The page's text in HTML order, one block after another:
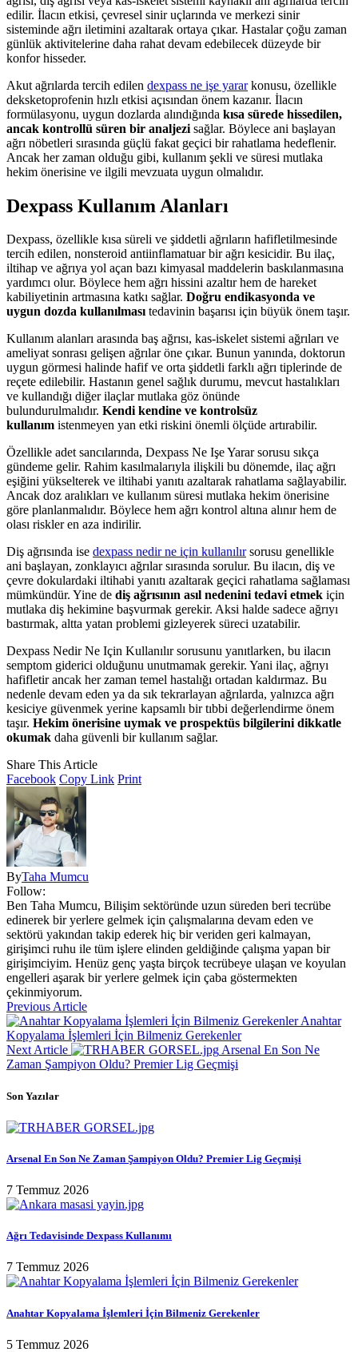
edilir. İlacın etkisi, çevresel sinir uçlarında ve merkezi sinir
sisteminde ağrı iletimini azaltarak ortaya çıkar. Hastalar çoğu zaman
günlük aktivitelerine daha rahat devam edebilecek düzeyde bir
konfor hisseder.
Akut ağrılarda tercih edilen dexpass ne işe yararkonusu, özellikle
deksketoprofenin hızlı etkisi açısından önem kazanır. İlacın
formülasyonu, uygun dozlarda alındığında kısa sürede hissedilen,
ancak kontrollü süren bir analjezi sağlar. Böylece ani başlayan
ağrı nöbetleri sırasında güçlü fakat geçici bir rahatlama hedeflenir.
Ancak her zaman olduğu gibi, kullanım şekli ve süresi mutlaka
hekim önerisine ve ilgili mevzuata uygun olmalıdır.
Dexpass Kullanım Alanları
Dexpass, özellikle kısa süreli ve şiddetli ağrıların hafifletilmesinde
tercih edilen, nonsteroid antiinflamatuar bir ağrı kesicidir. Bu ilaç,
iltihap ve ağrıya yol açan bazı kimyasal maddelerin baskılanmasına
yardımcı olur. Böylece hem ağrı hissini azaltır hem de hareket
kabiliyetinin artmasına katkı sağlar. Doğru endikasyonda ve
uygun dozda kullanılmasıtedavinin başarısı için büyük önem taşır.
Kullanım alanları arasında baş ağrısı, kas-iskelet sistemi ağrıları ve
ameliyat sonrası gelişen ağrılar öne çıkar. Bunun yanında, doktorun
uygun görmesi halinde hafif ve orta şiddetli farklı ağrı tiplerinde de
reçete edilebilir. Hastanın genel sağlık durumu, mevcut hastalıkları
ve kullandığı diğer ilaçlar mutlaka göz önünde
bulundurulmalıdır. Kendi kendine ve kontrolsüz
kullanım istenmeyen yan etki riskini önemli ölçüde artırabilir.
Özellikle adet sancılarında, Dexpass Ne Işe Yarar sorusu sıkça
gündeme gelir. Rahim kasılmalarıyla ilişkili bu dönemde, ilaç ağrı
eşiğini yükselterek ve iltihabi yanıtı azaltarak rahatlama sağlayabilir.
Ancak doz aralıkları ve kullanım süresi mutlaka hekim önerisine
göre planlanmalıdır. Böylece hem ağrı kontrol altına alınır hem de
olası riskler en aza indirilir.
Diş ağrısında ise dexpass nedir ne için kullanılırsorusu genellikle
ani başlayan, zonklayıcı ağrılar sırasında sorulur. Bu ilacın, diş ve
çevre dokulardaki iltihabi yanıtı azaltarak geçici rahatlama sağlaması
mümkündür. Yine de diş ağrısının asıl nedenini tedavi etmek için
mutlaka diş hekimine başvurmak gerekir. Aksi halde sadece ağrıyı
bastırmak, altta yatan problemi gizleyerek süreci uzatabilir.
Dexpass Nedir Ne Için Kullanılır sorusunu yanıtlarken, bu ilacın
semptom giderici olduğunu unutmamak gerekir. Yani ilaç, ağrıyı
hafifletir ancak her zaman temel hastalığı ortadan kaldırmaz. Bu
nedenle devam eden ya da sık tekrarlayan ağrılarda, yalnızca ağrı
kesiciye güvenmek yerine kapsamlı bir tıbbi değerlendirme önem
taşır. Hekim önerisine uymak ve prospektüs bilgilerini dikkatle
okumak daha güvenli bir kullanım sağlar.
Share This Article
Facebook Copy Link Print
ByTaha Mumcu
Follow:
Ben Taha Mumcu, Bilişim sektöründe uzun süreden beri tecrübe
edinerek bir yerlere gelmek için çalışmalarına devam eden ve
sektörü yakından takip ederek hiç bir veriden geri kalmayan,
girişimci ruhu ile tüm işlere elinden geldiğinde çalışma yapan bir
girişimciyim. Henüz genç yaşta birçok tecrübeye ulaşan ve koyulan
engelleri aşarak bir yerlere gelmek için çaba göstermekten
çekinmiyorum.
Previous Article
Anahtar
Kopyalama İşlemleri İçin Bilmeniz Gerekenler
Next Article
Arsenal En Son Ne
Zaman Şampiyon Oldu? Premier Lig Geçmişi
Son Yazılar
Arsenal En Son Ne Zaman Şampiyon Oldu? Premier Lig Geçmişi
7 Temmuz 2026
Ağrı Tedavisinde Dexpass Kullanımı
7 Temmuz 2026
Anahtar Kopyalama İşlemleri İçin Bilmeniz Gerekenler
5 Temmuz 2026